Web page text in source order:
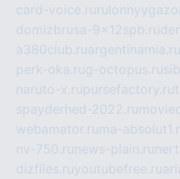
card-voice.ru
domizbrusa-9x12spb.ru
a380club.ruargentinamia.ru
perk-oka.rug-octopus.ru
naruto-x.rupursefactory.ru
spayderhed-2022.ru
webamator.ru ma-
nv-750.ru news-plain.ru
dizfiles.ruyoutubefree.ru